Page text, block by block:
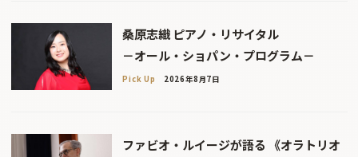
桑原志織 ピアノ・リサイタル
－オール・ショパン・プログラム－
Pick Up 2026年8月7日
ファビオ・ルイージが語る 《オラトリオ